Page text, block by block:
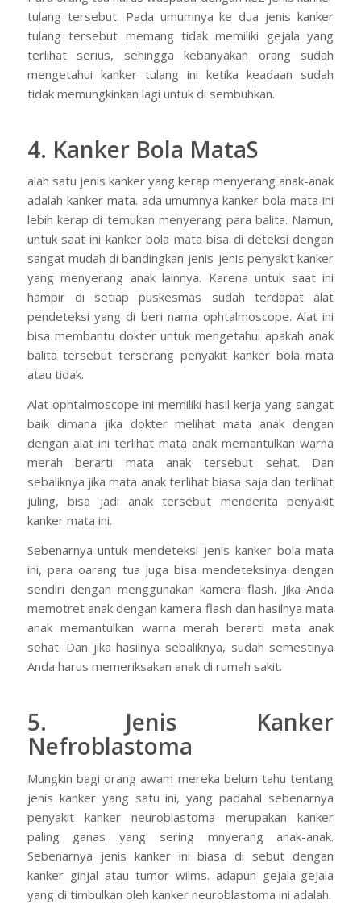
tulang tersebut. Pada umumnya ke dua jenis kanker
tulang tersebut memang tidak memiliki gejala yang
terlihat serius, sehingga kebanyakan orang sudah
mengetahui kanker tulang ini ketika keadaan sudah
tidak memungkinkan lagi untuk di sembuhkan.
4. Kanker Bola MataS
alah satu jenis kanker yang kerap menyerang anak-anak
adalah kanker mata. ada umumnya kanker bola mata ini
lebih kerap di temukan menyerang para balita. Namun,
untuk saat ini kanker bola mata bisa di deteksi dengan
sangat mudah di bandingkan jenis-jenis penyakit kanker
yang menyerang anak lainnya. Karena untuk saat ini
hampir di setiap puskesmas sudah terdapat alat
pendeteksi yang di beri nama ophtalmoscope. Alat ini
bisa membantu dokter untuk mengetahui apakah anak
balita tersebut terserang penyakit kanker bola mata
atau tidak.
Alat ophtalmoscope ini memiliki hasil kerja yang sangat
baik dimana jika dokter melihat mata anak dengan
dengan alat ini terlihat mata anak memantulkan warna
merah berarti mata anak tersebut sehat. Dan
sebaliknya jika mata anak terlihat biasa saja dan terlihat
juling, bisa jadi anak tersebut menderita penyakit
kanker mata ini.
Sebenarnya untuk mendeteksi jenis kanker bola mata
ini, para oarang tua juga bisa mendeteksinya dengan
sendiri dengan menggunakan kamera flash. Jika Anda
memotret anak dengan kamera flash dan hasilnya mata
anak memantulkan warna merah berarti mata anak
sehat. Dan jika hasilnya sebaliknya, sudah semestinya
Anda harus memeriksakan anak di rumah sakit.
5. Jenis Kanker
Nefroblastoma
Mungkin bagi orang awam mereka belum tahu tentang
jenis kanker yang satu ini, yang padahal sebenarnya
penyakit kanker neuroblastoma merupakan kanker
paling ganas yang sering mnyerang anak-anak.
Sebenarnya jenis kanker ini biasa di sebut dengan
kanker ginjal atau tumor wilms. adapun gejala-gejala
yang di timbulkan oleh kanker neuroblastoma ini adalah.